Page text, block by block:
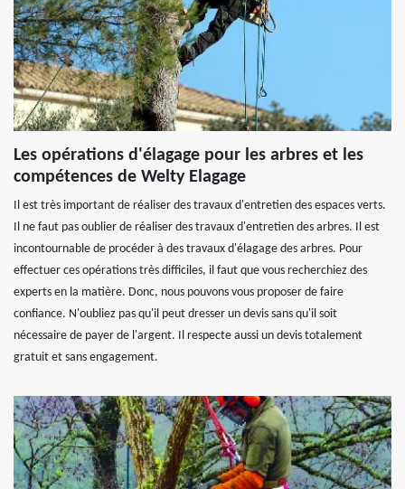
Les opérations d'élagage pour les arbres et les
compétences de Welty Elagage
Il est très important de réaliser des travaux d'entretien des espaces verts.
Il ne faut pas oublier de réaliser des travaux d'entretien des arbres. Il est
incontournable de procéder à des travaux d'élagage des arbres. Pour
effectuer ces opérations très difficiles, il faut que vous recherchiez des
experts en la matière. Donc, nous pouvons vous proposer de faire
confiance. N'oubliez pas qu'il peut dresser un devis sans qu'il soit
nécessaire de payer de l'argent. Il respecte aussi un devis totalement
gratuit et sans engagement.